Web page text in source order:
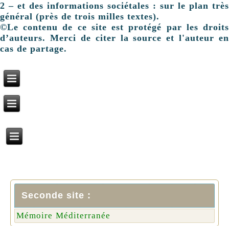
2 – et des informations sociétales : sur le plan très
général (près de trois milles textes).
©Le contenu de ce site est protégé par les droits
d’auteurs. Merci de citer la source et l'auteur en
cas de partage.
Seconde site :
Mémoire Méditerranée